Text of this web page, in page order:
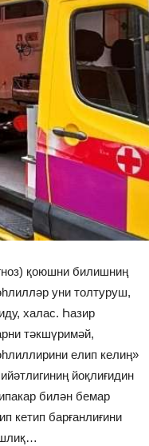
қоюшни билишниң
уни толтуруш,
халас. Һазир
тәкшүримәй,
елип келиң»
йоқлиғидин
билән бемар
кетип барғанлиғини